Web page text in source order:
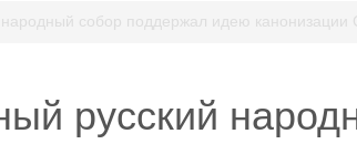
собор поддержал идею канонизации
русский